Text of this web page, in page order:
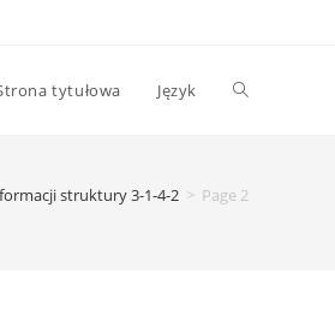
tytułowa Język Toggle
struktury 3-1-4-2 > Page 2